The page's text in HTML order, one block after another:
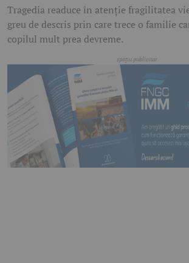
Tragedia readuce în atenție fragilitatea
greu de descris prin care trece o familie
copilul mult prea devreme.